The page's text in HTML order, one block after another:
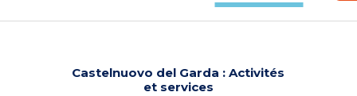
Castelnuovo del Garda : Activités
et services